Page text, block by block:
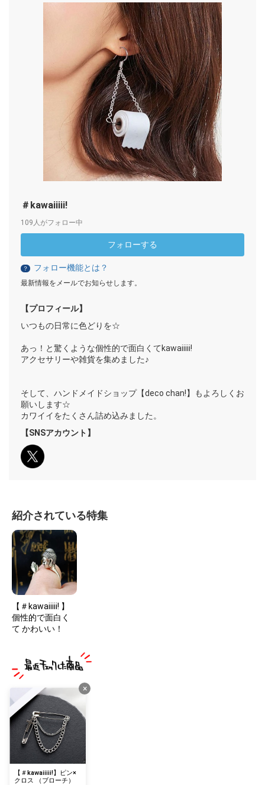
＃kawaiiiii!
109人がフォロー中
フォローする
？ フォロー機能とは？
最新情報をメールでお知らせします。
【プロフィール】
いつもの日常に色どりを☆
あっ！と驚くような個性的で面白くてkawaiiiii!
アクセサリーや雑貨を集めました♪
そして、ハンドメイドショップ【deco chan!】もよろしくお
願いします☆
カワイイをたくさん詰め込みました。
【SNSアカウント】
紹介されている特集
【＃kawaiiiii! 】
個性的で面白く
て かわいい！
×
【＃kawaiiiii!】ピン×
クロス （ブローチ）